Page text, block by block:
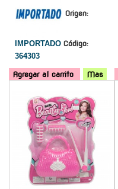
Origen:
IMPORTADO Código:
364303
Agregar al carrito Mas